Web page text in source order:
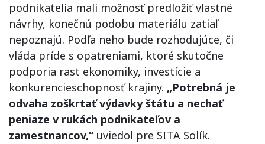
podnikatelia mali možnosť predložiť vlastné
návrhy, konečnú podobu materiálu zatiaľ
nepoznajú. Podľa neho bude rozhodujúce, či
vláda príde s opatreniami, ktoré skutočne
podporia rast ekonomiky, investície a
konkurencieschopnosť krajiny. „Potrebná je
odvaha zoškrtať výdavky štátu a nechať
peniaze v rukách podnikateľov a
zamestnancov,“ uviedol pre SITA Solík.